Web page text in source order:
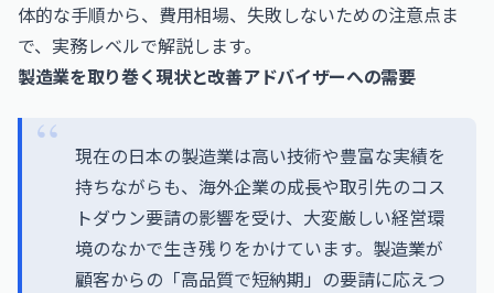
体的な手順から、費用相場、失敗しないための注意点ま
で、実務レベルで解説します。
製造業を取り巻く現状と改善アドバイザーへの需要
現在の日本の製造業は高い技術や豊富な実績を
持ちながらも、海外企業の成長や取引先のコス
トダウン要請の影響を受け、大変厳しい経営環
境のなかで生き残りをかけています。製造業が
顧客からの「高品質で短納期」の要請に応えつ